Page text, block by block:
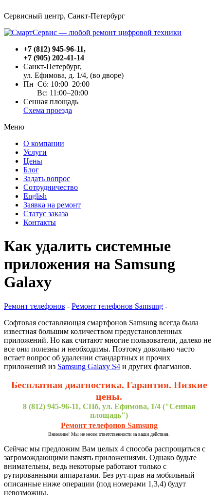
Сервисный центр, Cанкт-Петербург
+7 (812) 945-96-11,
+7 (905) 202-41-14
Санкт-Петербург,
ул. Ефимова, д. 1/4, (во дворе)
Пн–Сб: 10:00–20:00
Вс: 11:00–20:00
Сенная площадь
Схема проезда
Меню
О компании
Услуги
Цены
Блог
Задать вопрос
Сотрудничество
English
Заявка на ремонт
Статус заказа
Контакты
Как удалить системные
приложения на Samsung
Galaxy
Ремонт телефонов - Ремонт телефонов Samsung -
Софтовая составляющая смартфонов Samsung всегда была
известная большим количеством предустановленных
приложений. Но как считают многие пользователи, далеко не
все они полезны и необходимы. Поэтому довольно часто
встает вопрос об удалении стандартных и прочих
приложений из Samsung Galaxy S4 и других флагманов.
Бесплатная диагностика. Гарантия. Низкие
цены.
8 (812) 945-96-11, СПб, ул. Ефимова, 1/4 ("Сенная
площадь")
Ремонт телефонов Samsung
Внимание! Мы не несем ответственности за ваши действия.
Сейчас мы предложим Вам целых 4 способа распрощаться с
загромождающими память приложениями. Однако будьте
внимательны, ведь некоторые работают только с
рутированными аппаратами. Без рут-прав на мобильный
описанные ниже операции (под номерами 1,3,4) будут
невозможны.